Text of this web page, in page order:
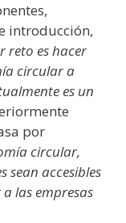
introducción,
reto es hacer
circular a
es un
por
circular,
sean accesibles
las empresas